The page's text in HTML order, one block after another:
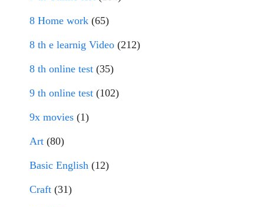
8 Home work (65)
8 th e learnig Video (212)
8 th online test (35)
9 th online test (102)
9x movies (1)
Art (80)
Basic English (12)
Craft (31)